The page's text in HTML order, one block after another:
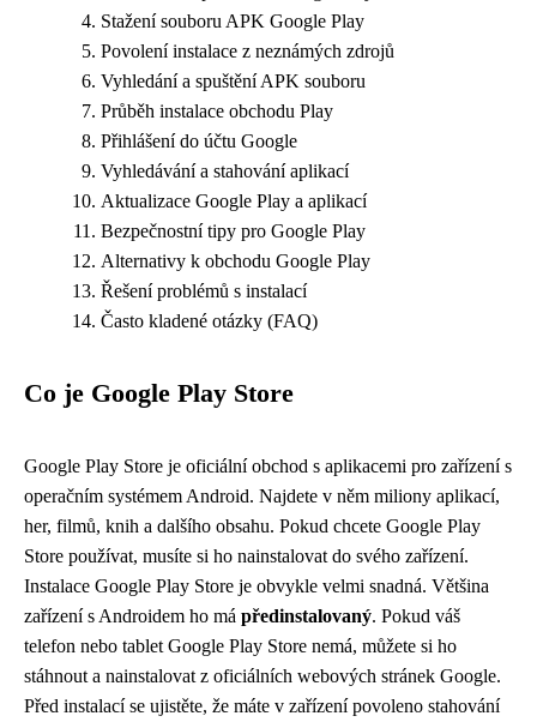
Stažení souboru APK Google Play
Povolení instalace z neznámých zdrojů
Vyhledání a spuštění APK souboru
Průběh instalace obchodu Play
Přihlášení do účtu Google
Vyhledávání a stahování aplikací
Aktualizace Google Play a aplikací
Bezpečnostní tipy pro Google Play
Alternativy k obchodu Google Play
Řešení problémů s instalací
Často kladené otázky (FAQ)
Co je Google Play Store
Google Play Store je oficiální obchod s aplikacemi pro zařízení s
operačním systémem Android. Najdete v něm miliony aplikací,
her, filmů, knih a dalšího obsahu. Pokud chcete Google Play
Store používat, musíte si ho nainstalovat do svého zařízení.
Instalace Google Play Store je obvykle velmi snadná. Většina
zařízení s Androidem ho má předinstalovaný. Pokud váš
telefon nebo tablet Google Play Store nemá, můžete si ho
stáhnout a nainstalovat z oficiálních webových stránek Google.
Před instalací se ujistěte, že máte v zařízení povoleno stahování